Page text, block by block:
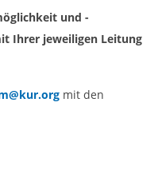
und -
Ihrer jeweiligen Leitung
mit den